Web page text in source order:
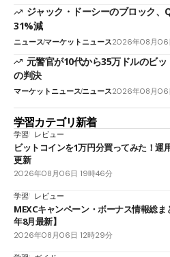
ジャック・ドーシーのブロック
31%減
ニュースマーケットニュース2026年08月06
元警官が10代から35万ドルのビ
の判決
マーケットニュースニュース2026年08月06
学習カテゴリ新着
学習 レビュー
ビットコインを1万円分買ってみた！運
更新
2026年08月06日 19時46分
学習 レビュー
MEXCキャンペーン・ボーナス情報総ま
年8月最新】
2026年08月06日 12時29分